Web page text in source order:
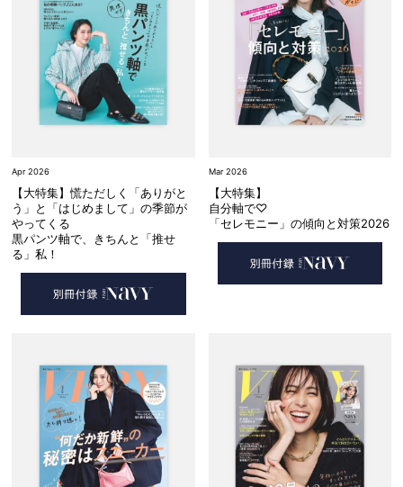
Apr 2026
【大特集】慌ただしく「ありがと
う」と「はじめまして」の季節が
やってくる
黒パンツ軸で、きちんと「推せ
る」私！
Mar 2026
【大特集】
自分軸で♡
「セレモニー」の傾向と対策2026